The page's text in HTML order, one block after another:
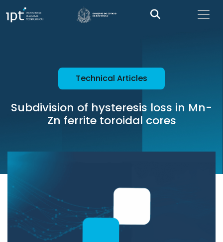
Technical Articles
Subdivision of hysteresis loss in Mn-
Zn ferrite toroidal cores